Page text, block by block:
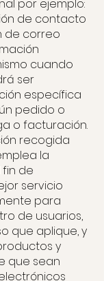
por ejemplo:
de contacto
de correo
cuando
ser
específica
pedido o
o facturación.
recogida
la
de
servicio
para
de usuarios,
que aplique, y
y
que sean